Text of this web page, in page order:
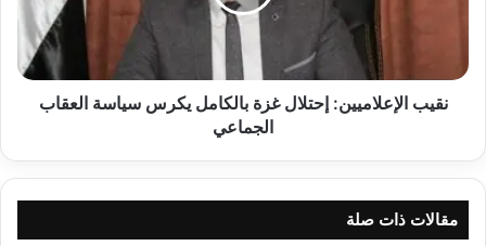
الجماعي
نقيب الإعلاميين: إحتلال غزة بالكامل يكرس سياسة العقاب
الجماعي
مقالات ذات صلة